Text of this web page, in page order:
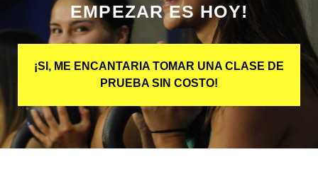
EMPEZAR ES HOY!
¡SI, ME ENCANTARIA TOMAR UNA CLASE DE
PRUEBA SIN COSTO!